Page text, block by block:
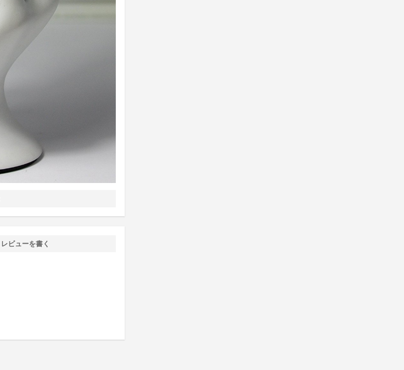
レビューを書く